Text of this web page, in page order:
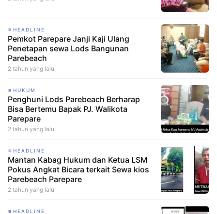
HEADLINE
Pemkot Parepare Janji Kaji Ulang
Penetapan sewa Lods Bangunan
Parebeach
2 tahun yang lalu
HUKUM
Penghuni Lods Parebeach Berharap
Bisa Bertemu Bapak PJ. Walikota
Parepare
2 tahun yang lalu
HEADLINE
Mantan Kabag Hukum dan Ketua LSM
Pokus Angkat Bicara terkait Sewa kios
Parebeach Parepare
2 tahun yang lalu
HEADLINE